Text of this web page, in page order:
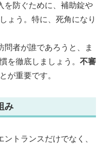
を防ぐために、補助錠や
ょう。特に、死角になり
問者が誰であろうと、ま
を徹底しましょう。 不審
が重要です。
み
トランスだけでなく、